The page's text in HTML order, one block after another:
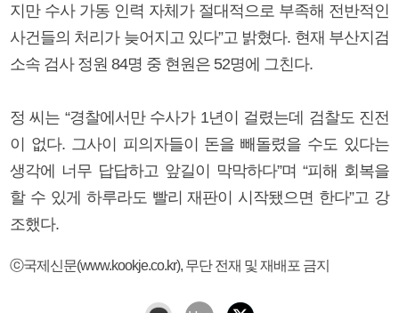
지만 수사 가동 인력 자체가 절대적으로 부족해 전반적인
사건들의 처리가 늦어지고 있다”고 밝혔다. 현재 부산지검
소속 검사 정원 84명 중 현원은 52명에 그친다.
정 씨는 “경찰에서만 수사가 1년이 걸렸는데 검찰도 진전
이 없다. 그사이 피의자들이 돈을 빼돌렸을 수도 있다는
생각에 너무 답답하고 앞길이 막막하다”며 “피해 회복을
할 수 있게 하루라도 빨리 재판이 시작됐으면 한다”고 강
조했다.
ⓒ국제신문(www.kookje.co.kr), 무단 전재 및 재배포 금지